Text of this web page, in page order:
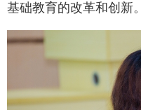
基础教育的改革和创新。